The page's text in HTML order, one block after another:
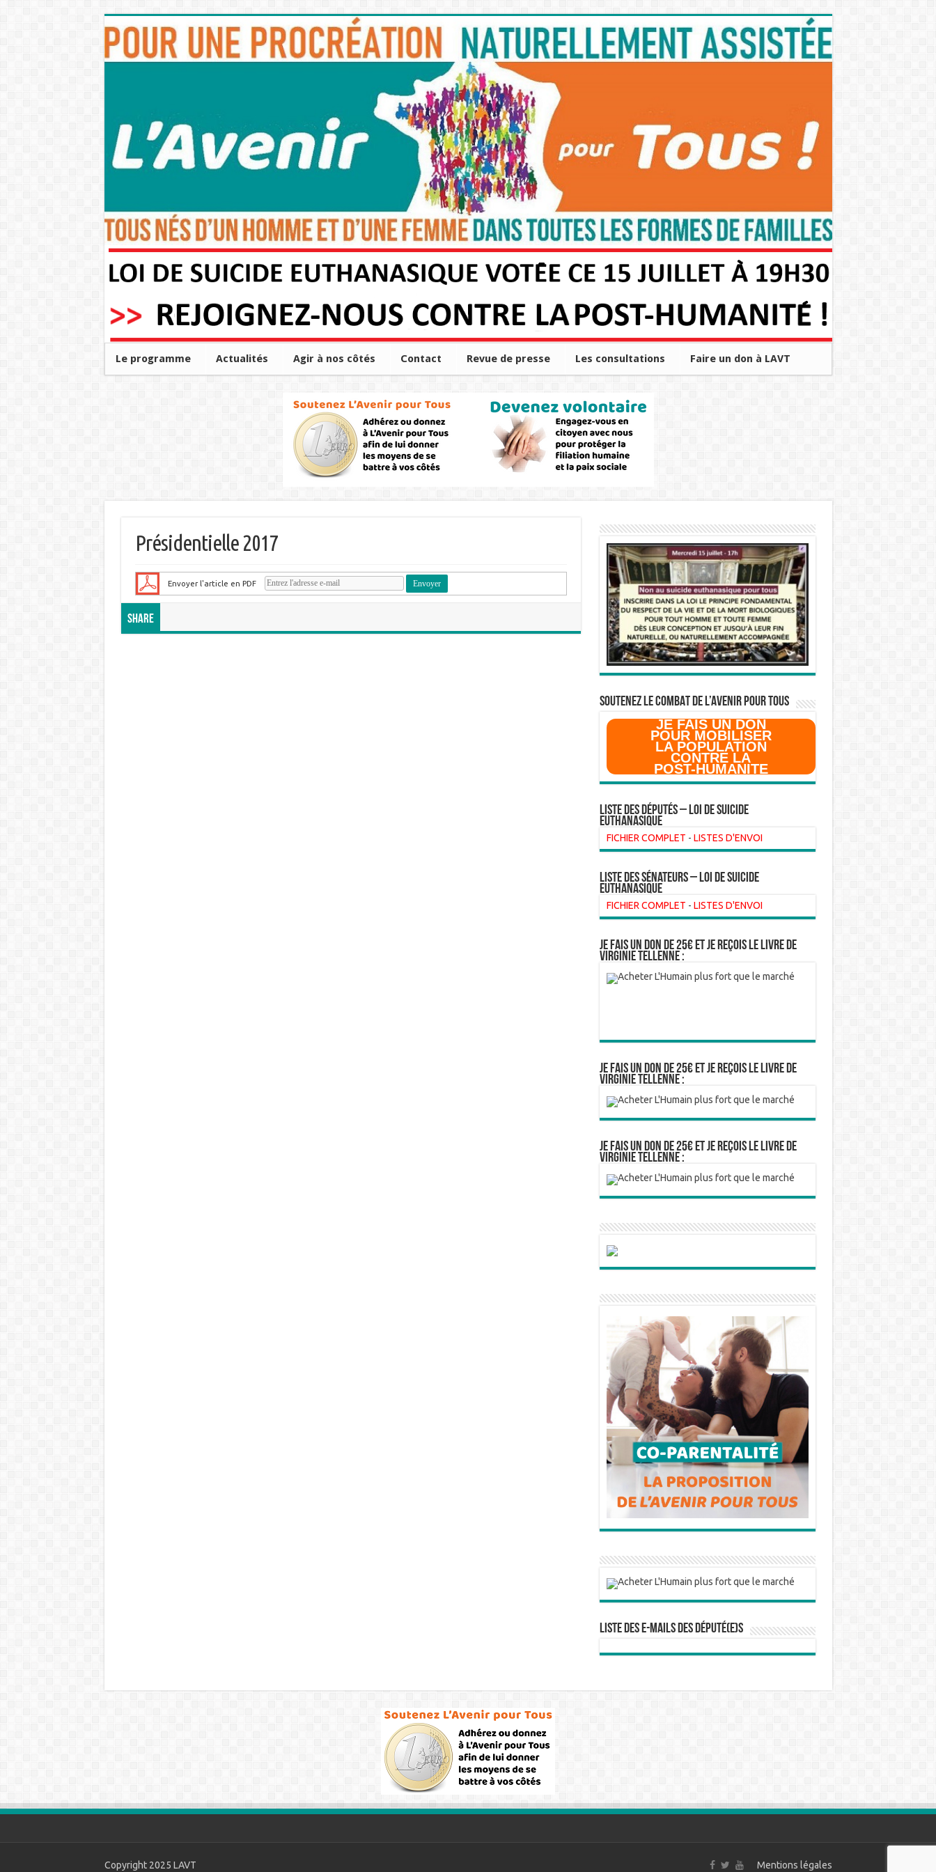
Le programme Actualités Agir à nos côtés Contact Revue de presse Les consultations Faire un don à LAVT
Présidentielle 2017
Envoyer l'article en PDF
Share
SOUTENEZ LE COMBAT DE L’AVenir pour Tous
JE FAIS UN DON
POUR MOBILISER
LA POPULATION
CONTRE LA
POST-HUMANITE
Liste des Députés – Loi de suicide
euthanasique
FICHIER COMPLET - LISTES D'ENVOI
liste des sénateurs – loi de suicide
euthanasique
FICHIER COMPLET - LISTES D'ENVOI
Je fais un don de 25€ et je reçois le livre de
Virginie Tellenne :
Je fais un don de 25€ et je reçois le livre de
Virginie Tellenne :
Je fais un don de 25€ et je reçois le livre de
Virginie Tellenne :
Liste des e-mails des député(e)s
Mentions légales
Copyright 2025 LAVT